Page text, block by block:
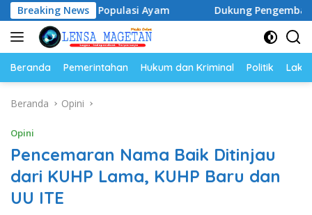
Langsung
ke
konten
Breaking News
Populasi Ayam Dukung Pengembangan Kampus
Beranda Pemerintahan Hukum dan Kriminal Politik
Beranda Opini
Opini
Pencemaran Nama Baik Ditinjau
dari KUHP Lama, KUHP Baru dan
UU ITE